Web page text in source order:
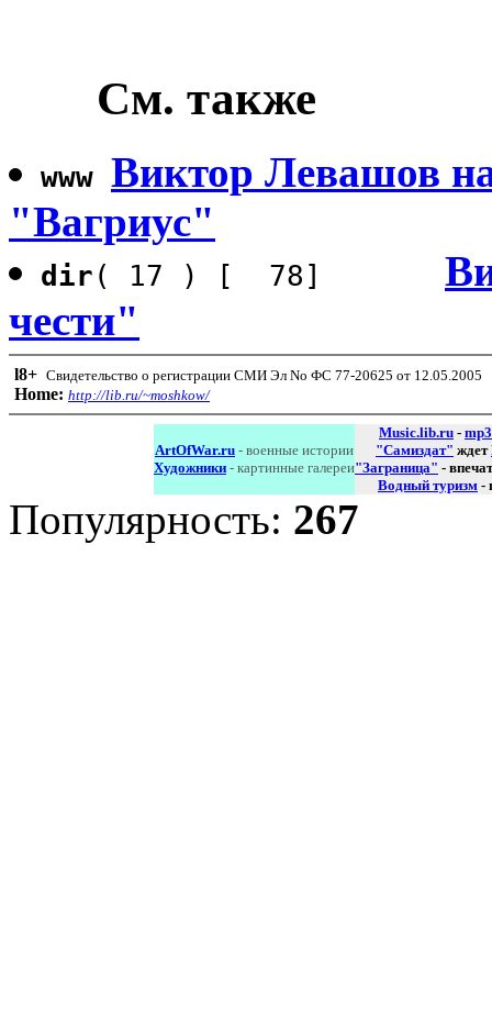
См. также
www Виктор Левашов на
"Вагриус"
dir( 17 ) [ 78]
чести"
l8+ Свидетельство о регистрации СМИ Эл No ФС 77-20625 от 12.05.2005
Home: http://lib.ru/~moshkow/
ArtOfWar.ru - военные истории
Художники - картинные галереи
Music.lib.ru - mp3
"Самиздат" ждет
"Заграница" -
Водный туризм -
Популярность: 267